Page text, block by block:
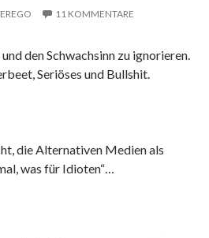
11 KOMMENTARE
den Schwachsinn zu ignorieren.
Seriöses und Bullshit.
die Alternativen Medien als
was für Idioten“…